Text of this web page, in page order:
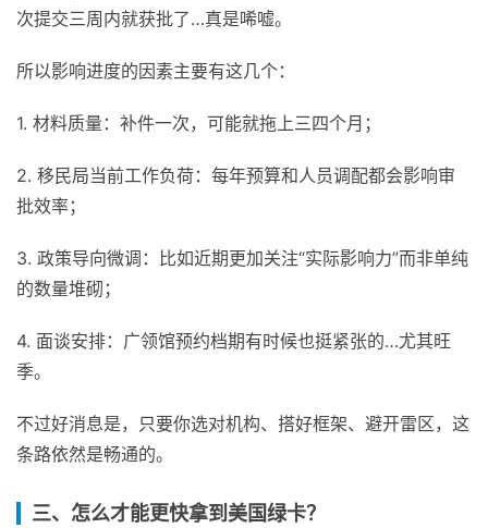
次提交三周内就获批了…真是唏嘘。
所以影响进度的因素主要有这几个：
1. 材料质量：补件一次，可能就拖上三四个月；
2. 移民局当前工作负荷：每年预算和人员调配都会影响审
批效率；
3. 政策导向微调：比如近期更加关注“实际影响力”而非单纯
的数量堆砌；
4. 面谈安排：广领馆预约档期有时候也挺紧张的…尤其旺
季。
不过好消息是，只要你选对机构、搭好框架、避开雷区，这
条路依然是畅通的。
三、怎么才能更快拿到美国绿卡？